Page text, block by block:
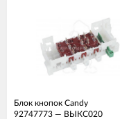
Блок кнопок Candy
92747773 — ВЫКС020